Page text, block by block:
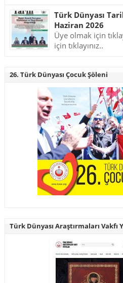
Türk Dünyası
Haziran 2026
Üye olmak için
için tıklayınız..
26. Türk Dünyası Çocuk Şöleni
Türk Dünyası Araştırmaları Vakfı